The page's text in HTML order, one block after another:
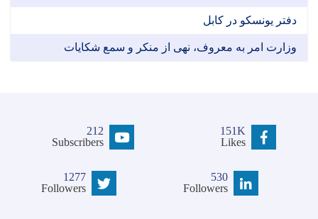
دفتر یونسکو در کابل
وزارت امر به معروف، نهی از منکر و سمع شکایات
151K
Likes
212
Subscribers
530
Followers
1277
Followers